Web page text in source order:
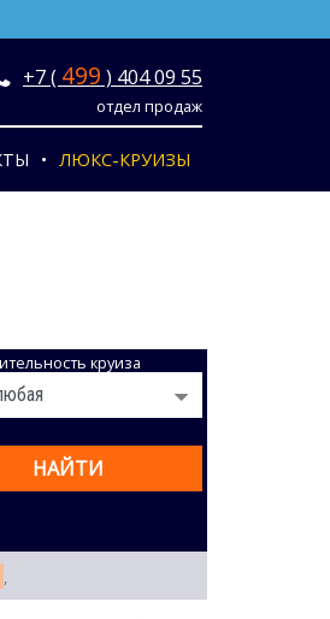
+7 ( 499 ) 404 09 55
отдел продаж
ЛЮКС-КРУИЗЫ
круиза
НАЙТИ
,